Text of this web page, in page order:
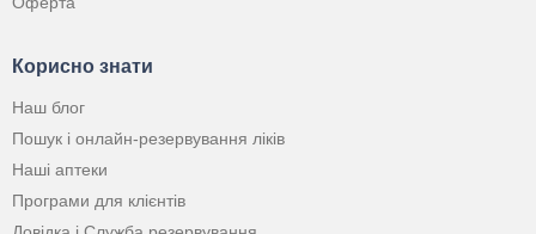
Корисно знати
Наш блог
Пошук і онлайн-резервування ліків
Наші аптеки
Програми для клієнтів